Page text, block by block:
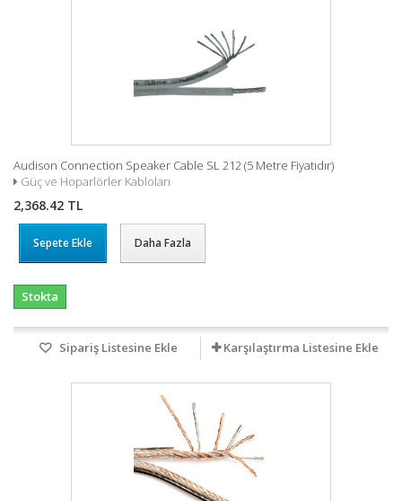
Audison Connection Speaker Cable SL 212 (5 Metre Fiyatıdır)
Güç ve Hoparlörler Kabloları
2,368.42 TL
Sepete Ekle Daha Fazla
Stokta
Sipariş Listesine Ekle Karşılaştırma Listesine Ekle